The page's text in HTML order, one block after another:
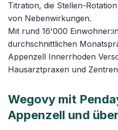
Titration, die Stellen-
von Nebenwirkungen.
Mit rund 16'000
durchschnittlichen
Appenzell Innerrhoden
Hausarztpraxen und
Wegovy mit
Appenzell und